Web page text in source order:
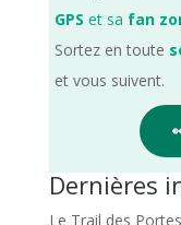
GPS et sa fan
Sortez en toute
et vous suivent.
Dernières
Le Trail des